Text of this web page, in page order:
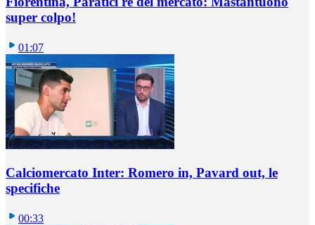
super colpo!
01:07
Calciomercato Inter: Romero in, Pavard out, le
specifiche
00:33